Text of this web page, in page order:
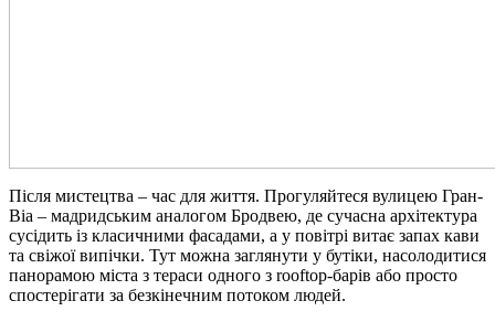
Після мистецтва – час для життя. Прогуляйтеся вулицею Гран-
Віа – мадридським аналогом Бродвею, де сучасна архітектура
сусідить із класичними фасадами, а у повітрі витає запах кави
та свіжої випічки. Тут можна заглянути у бутіки, насолодитися
панорамою міста з тераси одного з rooftop-барів або просто
спостерігати за безкінечним потоком людей.